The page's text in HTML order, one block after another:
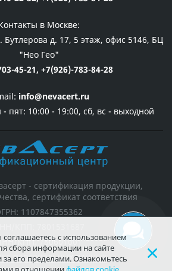
в Москве:
Бутлерова д. 17, 5 этаж, офис 5146, БЦ
"Нео Гео"
45-21, +7(926)-783-84-28
info@nevacert.ru
- пят: 10:00 - 19:00, сб, вс - выходной
- сертификация продукции,
сертификат соответствия
1107847355362
КПП: 780601001
персональных данных
соглашаетесь с использованием
сбора информации на сайте
его пределами. Ознакомьтесь